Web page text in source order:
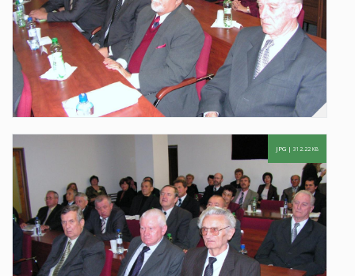
JPG | 312.22 KB